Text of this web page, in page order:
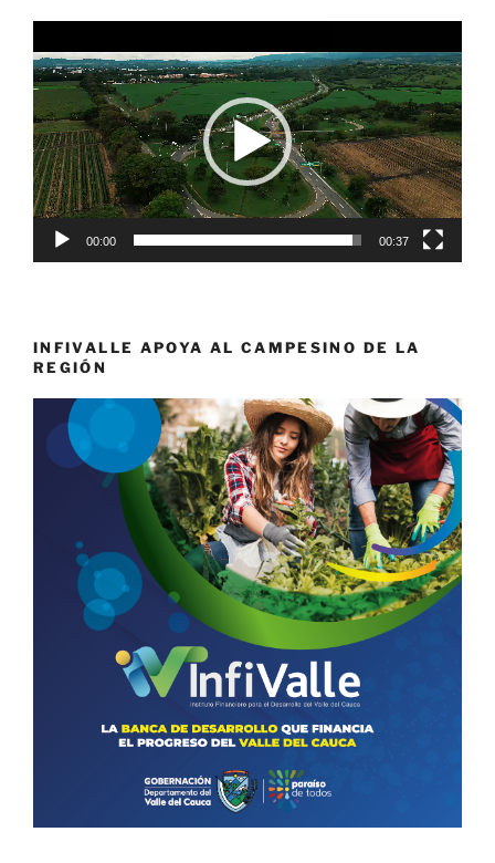
de
vídeo
00:00 00:37
INFIVALLE APOYA AL CAMPESINO DE LA
REGIÓN